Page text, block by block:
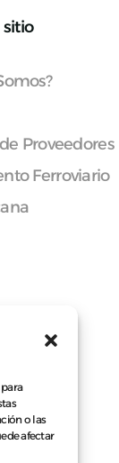
o las
afectar
sitio
Proveedores
Ferroviario